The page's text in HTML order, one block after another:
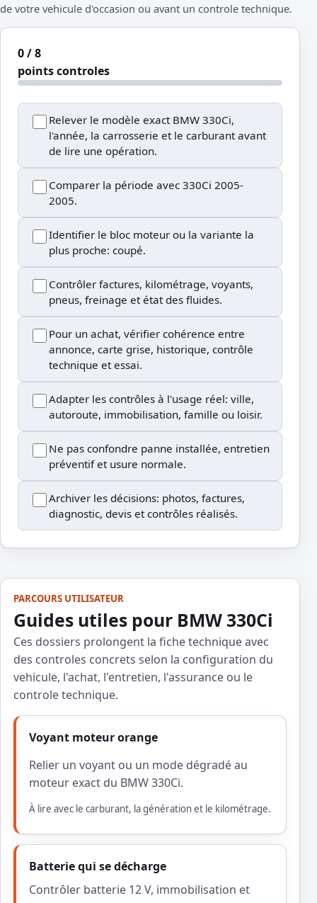
de votre vehicule d'occasion ou avant un controle technique.
0 / 8
points controles
Relever le modèle exact BMW 330Ci,
l'année, la carrosserie et le carburant avant
de lire une opération.
Comparer la période avec 330Ci 2005-
2005.
Identifier le bloc moteur ou la variante la
plus proche: coupé.
Contrôler factures, kilométrage, voyants,
pneus, freinage et état des fluides.
Pour un achat, vérifier cohérence entre
annonce, carte grise, historique, contrôle
technique et essai.
Adapter les contrôles à l'usage réel: ville,
autoroute, immobilisation, famille ou loisir.
Ne pas confondre panne installée, entretien
préventif et usure normale.
Archiver les décisions: photos, factures,
diagnostic, devis et contrôles réalisés.
PARCOURS UTILISATEUR
Guides utiles pour BMW 330Ci
Ces dossiers prolongent la fiche technique avec
des controles concrets selon la configuration du
vehicule, l'achat, l'entretien, l'assurance ou le
controle technique.
Voyant moteur orange
Relier un voyant ou un mode dégradé au
moteur exact du BMW 330Ci.
À lire avec le carburant, la génération et le kilométrage.
Batterie qui se décharge
Contrôler batterie 12 V, immobilisation et